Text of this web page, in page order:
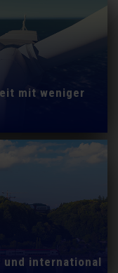
mit weniger
international